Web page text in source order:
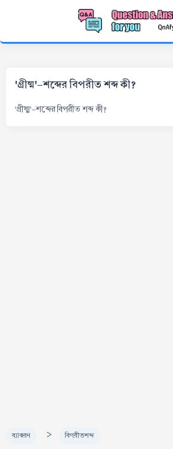
'গ্রীষ্ম'-শব্দের বিপরীত শব্দ কী?
'গ্রীষ্ম'-শব্দের বিপরীত শব্দ কী?
ব্যাকরণ > বিপরীতশব্দ